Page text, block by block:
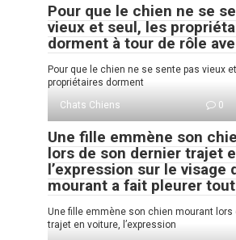
Pour que le chien ne se
vieux et seul, les
dorment à tour de rôle
Pour que le chien ne se sente pas vieux
propriétaires dorment
Chats Chiens
0
Une fille emmène son
lors de son dernier trajet
l’expression sur le visage
mourant a fait pleurer
Une fille emmène son chien mourant lors
trajet en voiture, l’expression